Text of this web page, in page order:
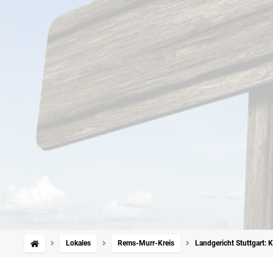
Lokales Rems-Murr-Kreis Landgericht Stuttgart: